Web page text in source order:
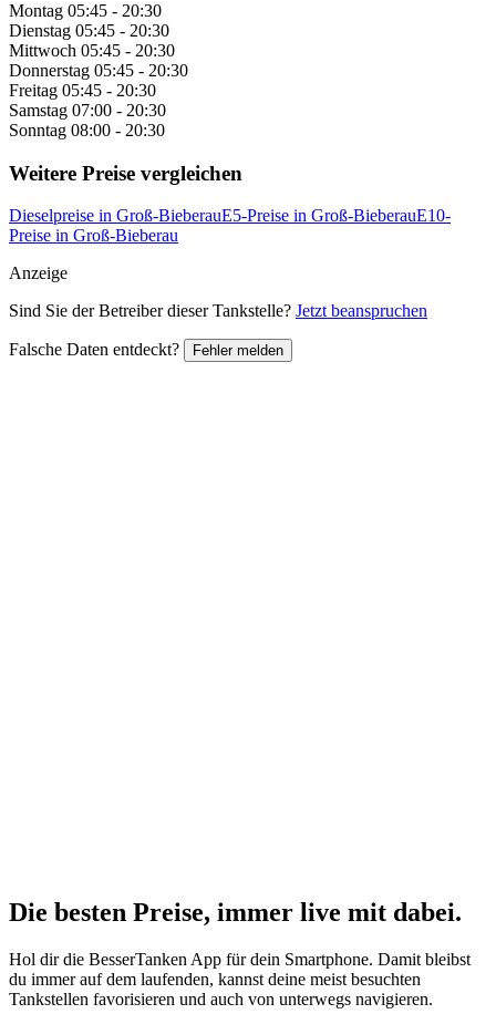
Montag 05:45 - 20:30
Dienstag 05:45 - 20:30
Mittwoch 05:45 - 20:30
Donnerstag 05:45 - 20:30
Freitag 05:45 - 20:30
Samstag 07:00 - 20:30
Sonntag 08:00 - 20:30
Weitere Preise vergleichen
Dieselpreise in Groß-BieberauE5-Preise in Groß-BieberauE10-
Preise in Groß-Bieberau
Anzeige
Sind Sie der Betreiber dieser Tankstelle? Jetzt beanspruchen
Falsche Daten entdeckt? Fehler melden
Die besten Preise, immer live mit dabei.
Hol dir die BesserTanken App für dein Smartphone. Damit bleibst
du immer auf dem laufenden, kannst deine meist besuchten
Tankstellen favorisieren und auch von unterwegs navigieren.